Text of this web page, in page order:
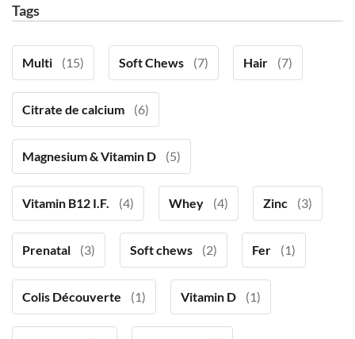
Tags
Multi (15) Soft Chews (7) Hair (7)
Citrate de calcium (6)
Magnesium & Vitamin D (5)
Vitamin B12 I.F. (4) Whey (4) Zinc (3)
Prenatal (3) Soft chews (2) Fer (1)
Colis Découverte (1) Vitamin D (1)